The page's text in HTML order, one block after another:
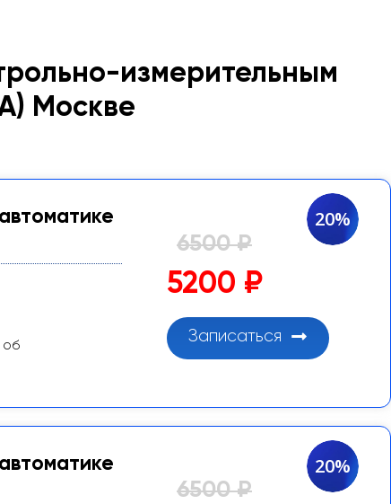
измерительным
Москве
об
20%
6500 ₽
5200 ₽
Записаться
20%
6500 ₽